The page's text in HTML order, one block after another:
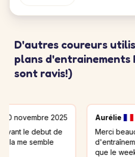
D'autres coureurs
plans d'entrainements
sont ravis!)
2025
de
Aurélie
8
Merci beaucoup
d'entraînement, mais
que le week-end